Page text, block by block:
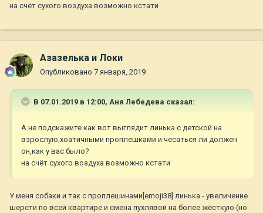
на счёт сухого воздуха возможно кстати
Азазелька и Локи
Опубликовано 7 января, 2019
В 07.01.2019 в 12:00, Аня Лебедева сказал:
А не подскажите как вот выглядит линька с детской на
взрослую,хоатичными проплешками и чесаться ли должен
он,как у вас было?
на счёт сухого воздуха возможно кстати
У меня собаки и так с проплешинами[emoji38] линька - увеличение
шерсти по всей квартире и смена пухлявой на более жёсткую (но